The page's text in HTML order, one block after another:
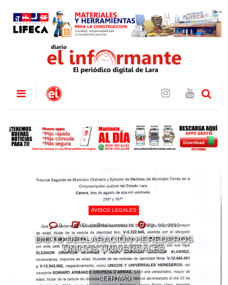
AVISOS LEGALES
0 Diario El Informante Ago 06, 2026
DICTO DECLARACIÓN HEREDEROS
ÚNICOS UNIVERSALES
LEER MÁS